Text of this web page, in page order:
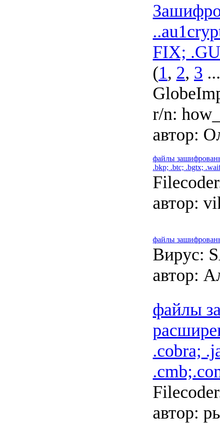
FIX;
(1, 2, 3
r/n:
автор:
файлы
.bkp; .btc; .bgtx;
автор:
файлы
Вирус:
автор:
файлы
.cobra;
автор: